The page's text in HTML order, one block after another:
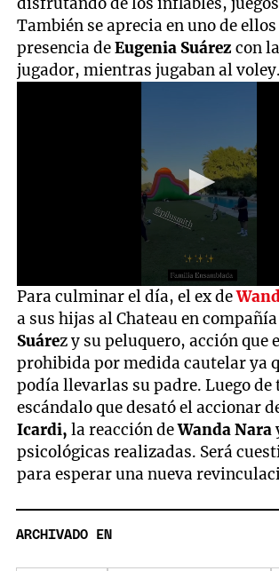
También se aprecia en uno de
presencia deEugenia Suárez con
jugador, mientras jugaban al voley.
0
seconds
of
12
seconds
Para culminar el día, el ex de
a sus hijas al Chateau en
Suárez y su peluquero, acción que
prohibida por medida cautelar ya
podía llevarlas su padre. Luego de
escándalo que desató el accionar
Icardi, la reacción deWanda Nara
psicológicas realizadas. Será
para esperar una nueva
ARCHIVADO EN